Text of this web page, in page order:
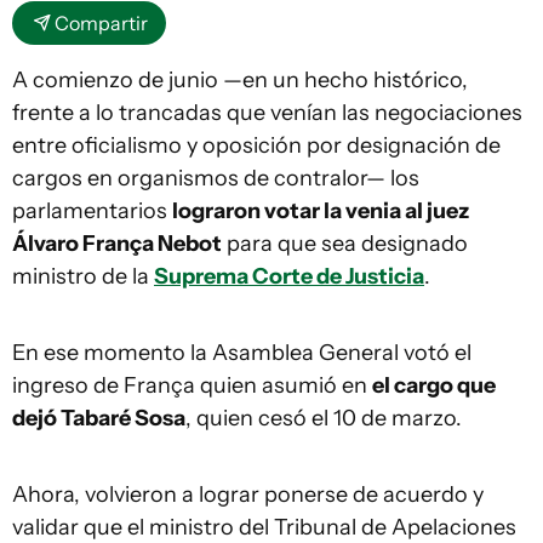
Compartir
A comienzo de junio —en un hecho histórico,
frente a lo trancadas que venían las negociaciones
entre oficialismo y oposición por designación de
cargos en organismos de contralor— los
parlamentarios lograron votar la venia al juez
Álvaro França Nebot para que sea designado
ministro de la Suprema Corte de Justicia.
En ese momento la Asamblea General votó el
ingreso de França quien asumió en el cargo que
dejó Tabaré Sosa, quien cesó el 10 de marzo.
Ahora, volvieron a lograr ponerse de acuerdo y
validar que el ministro del Tribunal de Apelaciones